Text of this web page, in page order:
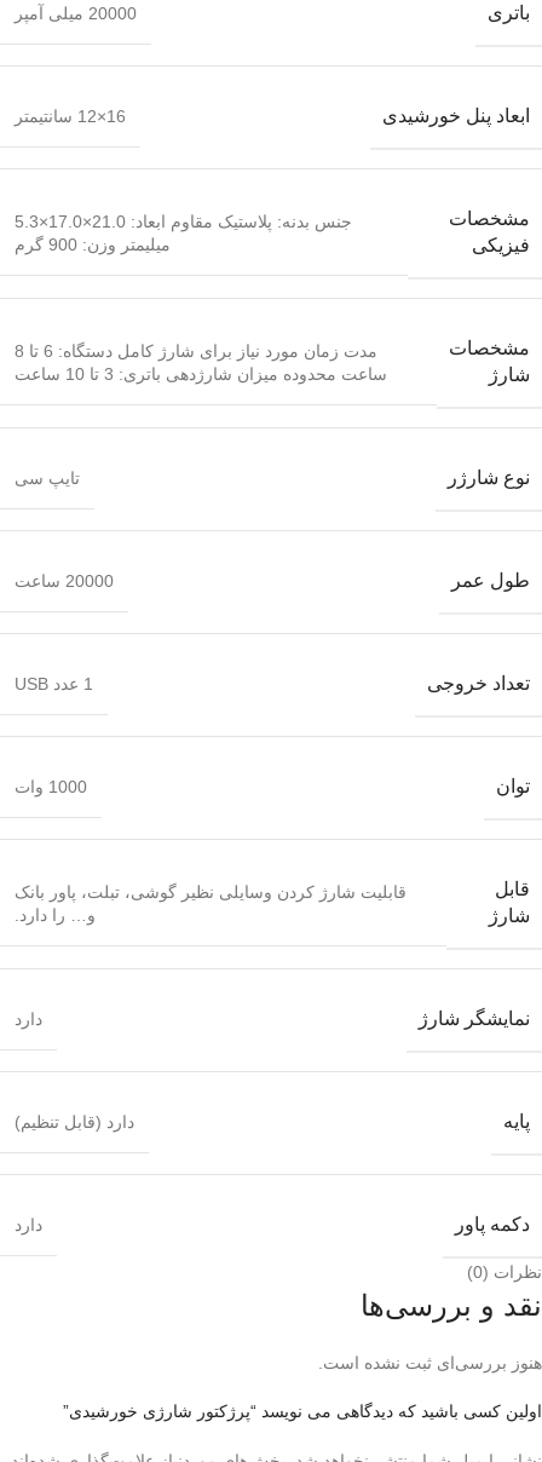
باتری 20000 میلی آمپر
ابعاد پنل خورشیدی 16×12 سانتیمتر
مشخصات
فیزیکی
جنس بدنه: پلاستیک مقاوم ابعاد: 21.0×17.0×5.3
میلیمتر وزن: 900 گرم
مشخصات
شارژ
مدت زمان مورد نیاز برای شارژ کامل دستگاه: 6 تا 8
ساعت محدوده میزان شارژدهی باتری: 3 تا 10 ساعت
نوع شارژر تایپ سی
طول عمر 20000 ساعت
تعداد خروجی 1 عدد USB
توان 1000 وات
قابل
شارژ
قابلیت شارژ کردن وسایلی نظیر گوشی، تبلت، پاور بانک
و… را دارد.
نمایشگر شارژ دارد
پایه دارد (قابل تنظیم)
دکمه پاور دارد
نظرات (0)
نقد و بررسی‌ها
هنوز بررسی‌ای ثبت نشده است.
اولین کسی باشید که دیدگاهی می نویسد “پرژکتور شارژی خورشیدی”